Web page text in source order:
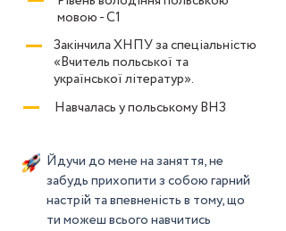
мовою - С1
Закінчила ХНПУ за спеціальністю
«Вчитель польської та
української літератур».
Навчалась у польському ВНЗ
Йдучи до мене на заняття, не
забудь прихопити з собою гарний
настрій та впевненість в тому, що
ти можеш всього навчитись